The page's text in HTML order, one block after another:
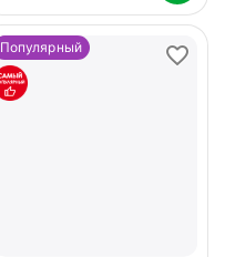
Популярный